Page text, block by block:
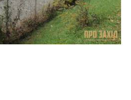
(відеоверсія)